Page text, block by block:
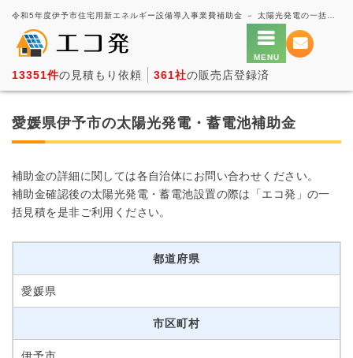
13351件の見積もり依頼 361社の販売店登録済
愛媛県伊予市の太陽光発電・蓄電池補助金
補助金の詳細に関しては各自治体にお問い合わせください。
補助金確認後の太陽光発電・蓄電池設置の際は「エコ発」の一
括見積を是非ご利用ください。
都道府県
愛媛県
市区町村